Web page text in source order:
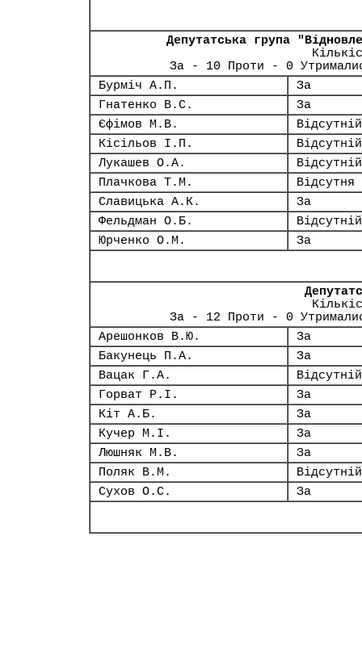
Депутатська група
За - 10 Проти - 0
Бурміч А.П.
За
Гнатенко В.С.
За
Єфімов М.В.
Відсутній
Кісільов І.П.
Відсутній
Лукашев О.А.
Відсутній
Плачкова Т.М.
Відсутня
Славицька А.К.
За
Фельдман О.Б.
Відсутній
Юрченко О.М.
За
За - 12 Проти - 0
Арешонков В.Ю.
За
Бакунець П.А.
За
Вацак Г.А.
Відсутній
Горват Р.І.
За
Кіт А.Б.
За
Кучер М.І.
За
Люшняк М.В.
За
Поляк В.М.
Відсутній
Сухов О.С.
За